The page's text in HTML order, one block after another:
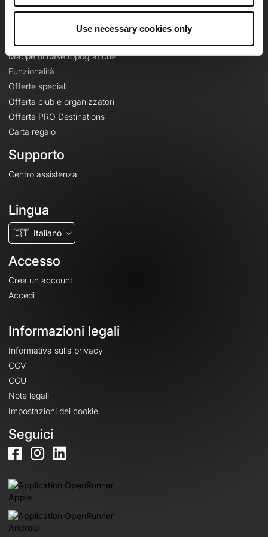
Use necessary cookies only
Le Mag'
Mappe di base topografiche
Funzionalità
Offerte speciali
Offerta club e organizzatori
Offerta PRO Destinations
Carta regalo
Supporto
Centro assistenza
Lingua
🇮🇹 Italiano
Accesso
Crea un account
Accedi
Informazioni legali
Informativa sulla privacy
CGV
CGU
Note legali
Impostazioni dei cookie
Seguici